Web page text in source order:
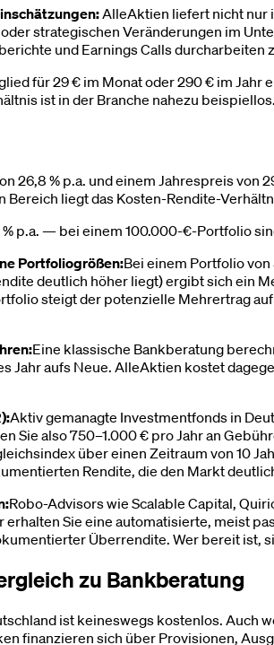
AlleAktien liefert nicht nur
strategischen Veränderungen im
und Earnings Calls durcharbeiten
für 29 € im Monat oder 290 € im
ist in der Branche nahezu beispiellos.
26,8 % p.a. und einem Jahrespreis
liegt das Kosten-Rendite-
p.a. — bei einem 100.000-€-Portfolio
Portfoliogrößen:Bei einem Portfolio
deutlich höher liegt) ergibt sich ein
steigt der potenzielle Mehrertrag
Eine klassische Bankberatung
Jahr aufs Neue. AlleAktien kostet
Aktiv gemanagte Investmentfonds in
Sie also 750–1.000 € pro Jahr an
über einen Zeitraum von 10
Rendite, die den Markt
Robo-Advisors wie Scalable Capital,
erhalten Sie eine automatisierte, meist
Überrendite. Wer bereit
zu Bankberatung
ist keineswegs kostenlos. Auch
finanzieren sich über Provisionen,